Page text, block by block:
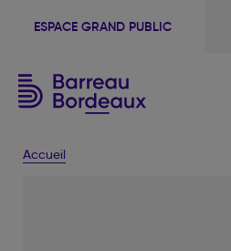
ESPACE GRAND PUBLIC
Accueil